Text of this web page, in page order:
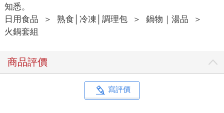
知悉。
日用食品
＞ 熟食│冷凍│調理包 ＞ 鍋物｜湯品
＞
火鍋套組
商品評價
寫評價